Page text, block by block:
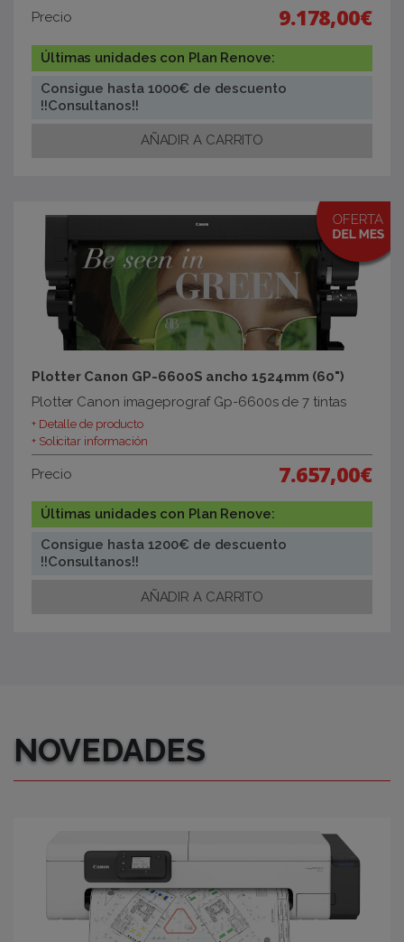
Precio 9.178,00€
Últimas unidades con Plan Renove:
Consigue hasta 1000€ de descuento
!!Consultanos!!
Plotter Canon GP-6600S ancho 1524mm (60")
Plotter Canon imageprograf Gp-6600s de 7 tintas
+ Detalle de producto
+ Solicitar información
Precio 7.657,00€
Últimas unidades con Plan Renove:
Consigue hasta 1200€ de descuento
!!Consultanos!!
NOVEDADES